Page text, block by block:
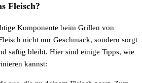
Fleisch?
Komponente beim Grillen von
nicht nur Geschmack, sondern sorgt
saftig bleibt. Hier sind einige Tipps, wie
kannst: